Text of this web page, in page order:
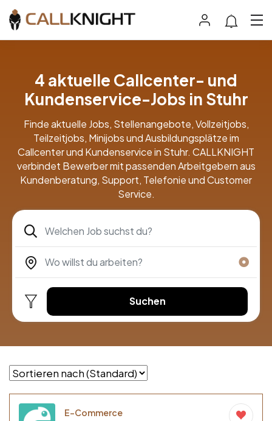
4 aktuelle Callcenter- und
Kundenservice-Jobs in Stuhr
Finde aktuelle Jobs, Stellenangebote, Vollzeitjobs,
Teilzeitjobs, Minijobs und Ausbildungsplätze im
Callcenter und Kundenservice in Stuhr. CALLKNIGHT
verbindet Bewerber mit passenden Arbeitgebern aus
Kundenberatung, Support, Telefonie und Customer
Service.
Suchen
E-Commerce